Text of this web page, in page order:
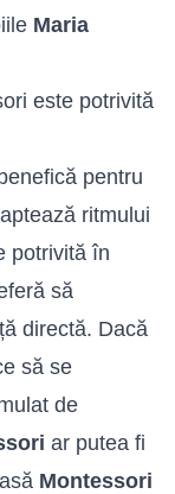
Maria
este potrivită
pentru
ritmului
potrivită în
să
directă. Dacă
să se
de
ar putea fi
Montessori